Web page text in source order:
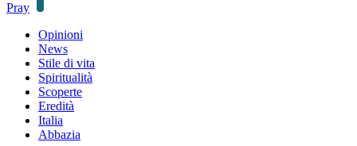
Pray
Opinioni
News
Stile di vita
Spiritualità
Scoperte
Eredità
Italia
Abbazia